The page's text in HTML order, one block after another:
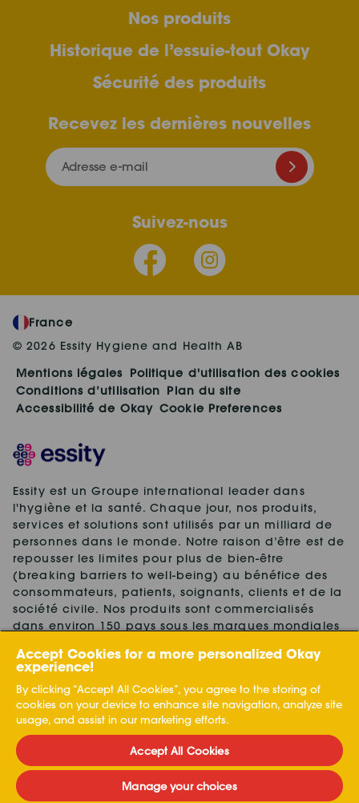
Nos produits
Historique de l’essuie-tout Okay
Sécurité des produits
Recevez les dernières nouvelles
Adresse e-mail
Suivez-nous
France
© 2026 Essity Hygiene and Health AB
Mentions légales
Politique d'utilisation des cookies
Conditions d’utilisation Plan du site
Accessibilité de Okay Cookie Preferences
Essity est un Groupe international leader dans
l'hygiène et la santé. Chaque jour, nos produits,
services et solutions sont utilisés par un milliard de
personnes dans le monde. Notre raison d’être est de
repousser les limites pour plus de bien-être
(breaking barriers to well-being) au bénéfice des
consommateurs, patients, soignants, clients et de la
société civile. Nos produits sont commercialisés
dans environ 150 pays sous les marques mondiales
fortes, telles que Actimove, Cutimed, JOBST, Knix,
Leukoplast, Libero, Libresse, Lotus, Modibodi,
Nosotras, Saba, Tempo, TOM Organic et Zewa. En
2024, Essity a réalisé un chiffre d'affaires net de 13
milliards d'euros et comptait environ 36.000
collaborateurs. Le Groupe a son siège mondial à
Stockholm, en Suède, et est coté au Nasdaq de
Stockholm. Plus d’informations sur
.
Accept Cookies for a more personalized Okay
experience!
By clicking “Accept All Cookies”, you agree to the storing of
cookies on your device to enhance site navigation, analyze site
usage, and assist in our marketing efforts.
Accept All Cookies
Manage your choices